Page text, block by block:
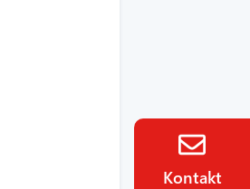
Kontakt